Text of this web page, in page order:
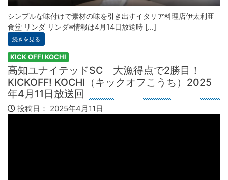
シンプルな味付けで素材の味を引き出すイタリア料理店伊太利亜
食堂 リンダ リンダ※情報は4月14日放送時 [...]
続きを見る
KICK OFF! KOCHI
高知ユナイテッドSC 大漁得点で2勝目！
KICKOFF! KOCHI（キックオフこうち）2025
年4月11日放送回
投稿日： 2025年4月11日